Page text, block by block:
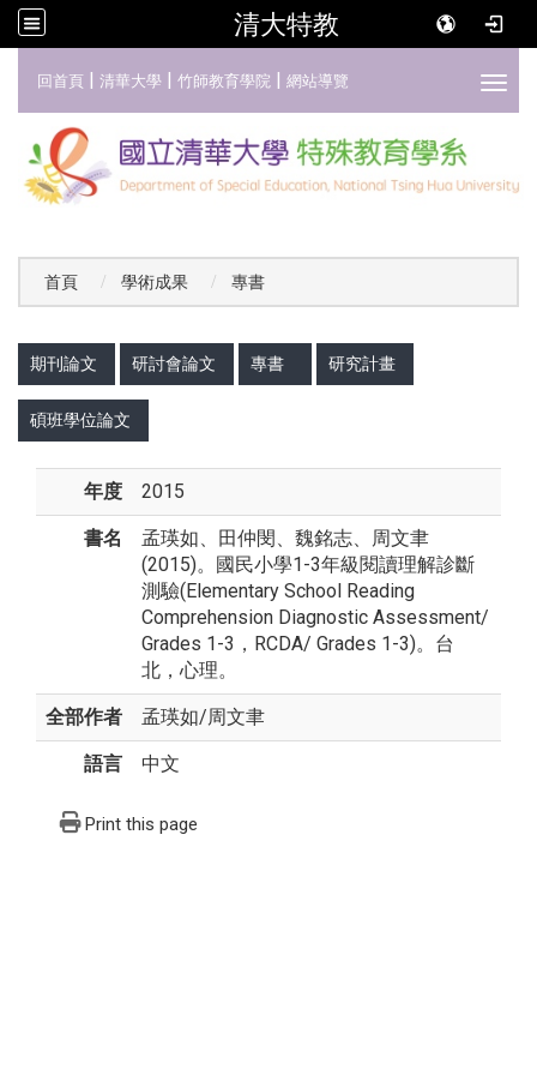
清大特教
回首頁 | 清華大學 | 竹師教育學院 | 網站導覽
首頁 學術成果 專書
期刊論文 研討會論文 專書 研究計畫
碩班學位論文
年度 2015
書名
孟瑛如、田仲閔、魏銘志、周文聿
(2015)。國民小學1-3年級閱讀理解診斷
測驗(Elementary School Reading
Comprehension Diagnostic Assessment/
Grades 1-3，RCDA/ Grades 1-3)。台
北，心理。
全部作者 孟瑛如/周文聿
語言 中文
Print this page